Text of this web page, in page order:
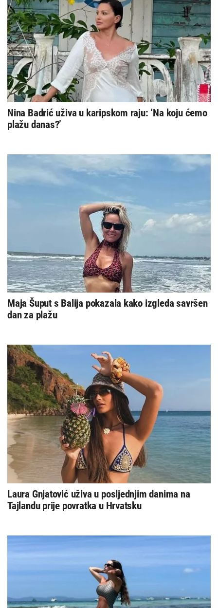
Nina Badrić uživa u karipskom raju: ‘Na koju ćemo
plažu danas?’
Maja Šuput s Balija pokazala kako izgleda savršen
dan za plažu
Laura Gnjatović uživa u posljednjim danima na
Tajlandu prije povratka u Hrvatsku